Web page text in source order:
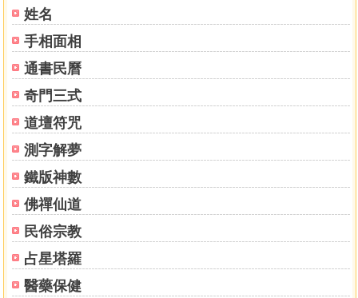
姓名
手相面相
通書民曆
奇門三式
道壇符咒
測字解夢
鐵版神數
佛禪仙道
民俗宗教
占星塔羅
醫藥保健
第三十二掌 劉全進瓜
第五趟
第三十三掌 脫身化影
第三十四掌 捋手蹁踩
第三十五掌 進步撞捶
第三十六掌 迎面彈膝
第三十七掌 掃耳單捶
第三十八掌 反臂沖捶
第三十九掌 天王托塔
第 四十 掌 王母拐線
第六趟
第四十二掌 日月並行
第四十三掌 金蟬脫殼
第四十四掌 依山擠靠